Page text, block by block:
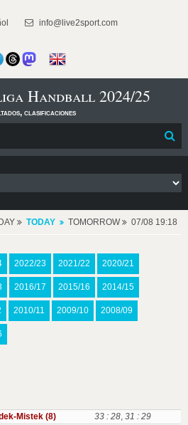
info@live2sport.com
Handball 2024/25
clasificaciones
TODAY TOMORROW 07/08 19:18
2022/23 2021/22 2020/21
2016/17 2015/16 2014/15
2010/11 2009/10 2008/09
Mistek (8) 33 : 28, 31 : 29